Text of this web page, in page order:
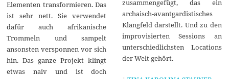
Elementen transformieren. Das
ist sehr nett. Sie verwendet
dafür auch afrikanische
Trommeln und sampelt
ansonsten versponnen vor sich
hin. Das ganze Projekt klingt
etwas naiv und ist doch
zusammengefügt, das ein
archaisch-avantgardistisches
Klangfeld darstellt. Und zu den
improvisierten Sessions an
unterschiedlichsten Locations
der Welt gehört.